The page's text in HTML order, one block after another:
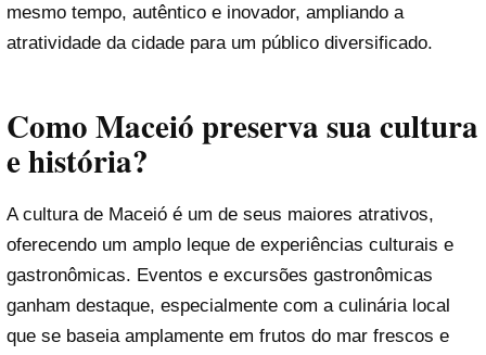
mesmo tempo, autêntico e inovador, ampliando a
atratividade da cidade para um público diversificado.
Como Maceió preserva sua cultura
e história?
A cultura de Maceió é um de seus maiores atrativos,
oferecendo um amplo leque de experiências culturais e
gastronômicas. Eventos e excursões gastronômicas
ganham destaque, especialmente com a culinária local
que se baseia amplamente em frutos do mar frescos e